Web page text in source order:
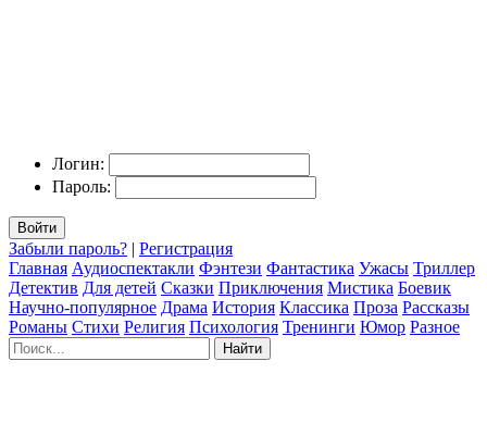
Логин:
Пароль:
Войти
Забыли пароль? | Регистрация
Главная Аудиоспектакли Фэнтези Фантастика Ужасы Триллер
Детектив Для детей Сказки Приключения Мистика Боевик
Научно-популярное Драма История Классика Проза Рассказы
Романы Стихи Религия Психология Тренинги Юмор Разное
Найти